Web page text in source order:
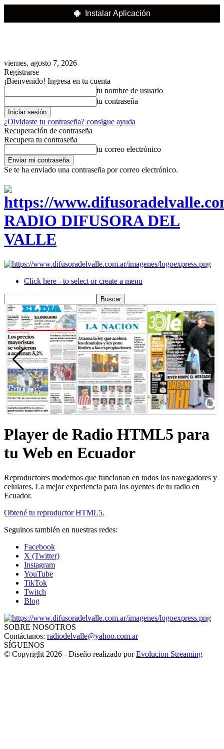
Instalar Aplicación
viernes, agosto 7, 2026
Registrarse
¡Bienvenido! Ingresa en tu cuenta
tu nombre de usuario
tu contraseña
¿Olvidaste tu contraseña? consigue ayuda
Recuperación de contraseña
Recupera tu contraseña
tu correo electrónico
Se te ha enviado una contraseña por correo electrónico.
RADIO DIFUSORA DEL
VALLE
Click here - to select or create a menu
Player de Radio HTML5 para
tu Web en Ecuador
Reproductores modernos que funcionan en todos los navegadores y
celulares. La mejor experiencia para los oyentes de tu radio en
Ecuador.
Obtené tu reproductor HTML5.
Seguinos también en nuestras redes:
Facebook
X (Twitter)
Instagram
YouTube
TikTok
Twitch
Blog
SOBRE NOSOTROS
Contáctanos: radiodelvalle@yahoo.com.ar
SÍGUENOS
© Copyright 2026 - Diseño realizado porEvolucion Streaming